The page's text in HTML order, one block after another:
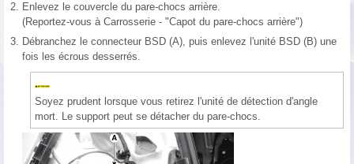
2. Enlevez le couvercle du pare-chocs arrière.
(Reportez-vous à Carrosserie - "Capot du pare-chocs arrière")
3. Débranchez le connecteur BSD (A), puis enlevez l'unité BSD (B) une
fois les écrous desserrés.
Soyez prudent lorsque vous retirez l'unité de détection d'angle
mort. Le support peut se détacher du pare-chocs.